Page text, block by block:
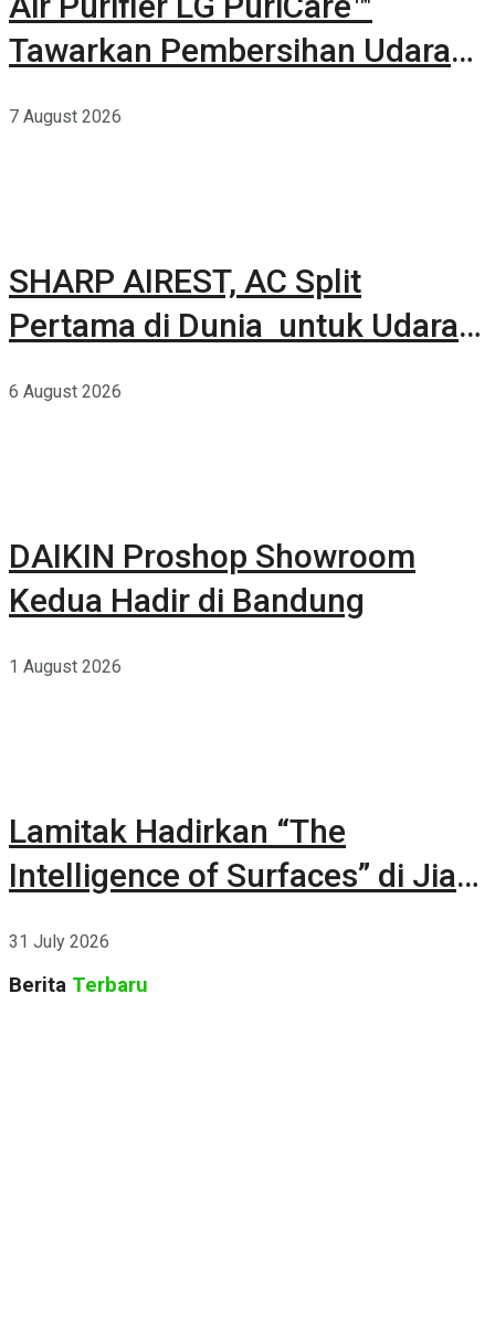
Tawarkan Pembersihan Udara
7 August 2026
SHARP AIREST, AC Split
Pertama di Dunia untuk Udara
6 August 2026
DAIKIN Proshop Showroom
Kedua Hadir di Bandung
1 August 2026
Lamitak Hadirkan “The
Intelligence of Surfaces” di Jia
31 July 2026
Berita Terbaru